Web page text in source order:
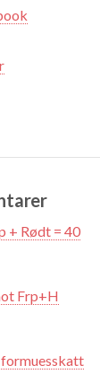
+ Rødt = 40
Frp+H